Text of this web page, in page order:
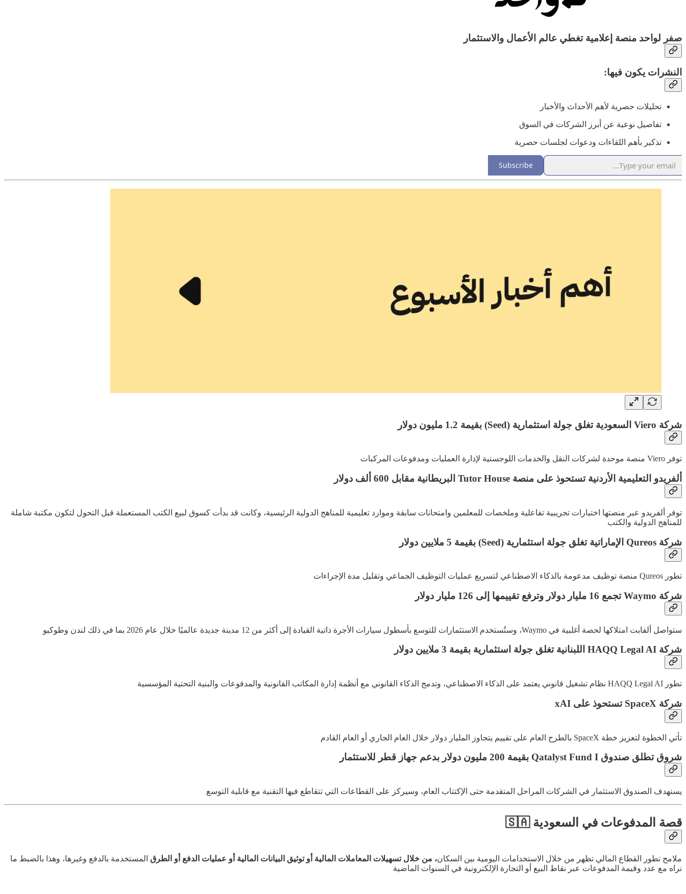
صفر لواحد منصة إعلامية تغطي عالم الأعمال والاستثمار
النشرات يكون فيها:
تحليلات حصرية لأهم الأحداث والأخبار
تفاصيل نوعية عن أبرز الشركات في السوق
تذكير بأهم اللقاءات ودعوات لجلسات حصرية
Subscribe
شركة Viero السعودية تغلق جولة استثمارية (Seed) بقيمة 1.2 مليون دولار
توفر Viero منصة موحدة لشركات النقل والخدمات اللوجستية لإدارة العمليات ومدفوعات المركبات
ألفريدو التعليمية الأردنية تستحوذ على منصة Tutor House البريطانية مقابل 600 ألف دولار
توفر ألفريدو عبر منصتها اختبارات تجريبية تفاعلية وملخصات للمعلمين وامتحانات سابقة وموارد تعليمية للمناهج الدولية الرئيسية، وكانت قد بدأت كسوق لبيع الكتب المستعملة قبل التحول لتكون مكتبة شاملة
للمناهج الدولية والكتب
شركة Qureos الإماراتية تغلق جولة استثمارية (Seed) بقيمة 5 ملايين دولار
تطور Qureos منصة توظيف مدعومة بالذكاء الاصطناعي لتسريع عمليات التوظيف الجماعي وتقليل مدة الإجراءات
شركة Waymo تجمع 16 مليار دولار وترفع تقييمها إلى 126 مليار دولار
ستواصل ألفابت امتلاكها لحصة أغلبية في Waymo، وستُستخدم الاستثمارات للتوسع بأسطول سيارات الأجرة ذاتية القيادة إلى أكثر من 12 مدينة جديدة عالميًا خلال عام 2026 بما في ذلك لندن وطوكيو
شركة HAQQ Legal AI اللبنانية تغلق جولة استثمارية بقيمة 3 ملايين دولار
تطور HAQQ Legal AI نظام تشغيل قانوني يعتمد على الذكاء الاصطناعي، وتدمج الذكاء القانوني مع أنظمة إدارة المكاتب القانونية والمدفوعات والبنية التحتية المؤسسية
شركة SpaceX تستحوذ على xAI
تأتي الخطوة لتعزيز خطة SpaceX بالطرح العام على تقييم يتجاوز المليار دولار خلال العام الجاري أو العام القادم
شروق تطلق صندوق Qatalyst Fund I بقيمة 200 مليون دولار بدعم جهاز قطر للاستثمار
يستهدف الصندوق الاستثمار في الشركات المراحل المتقدمة حتى الإكتتاب العام، وسيركز على القطاعات التي تتقاطع فيها التقنية مع قابلية التوسع
قصة المدفوعات في السعودية 🇸🇦
ملامح تطور القطاع المالي تظهر من خلال الاستخدامات اليومية بين السكان، من خلال تسهيلات المعاملات المالية أو توثيق البيانات المالية أو عمليات الدفع أو الطرق المستخدمة بالدفع وغيرها، وهذا بالضبط ما
نراه مع عدد وقيمة المدفوعات عبر نقاط البيع أو التجارة الإلكترونية في السنوات الماضية